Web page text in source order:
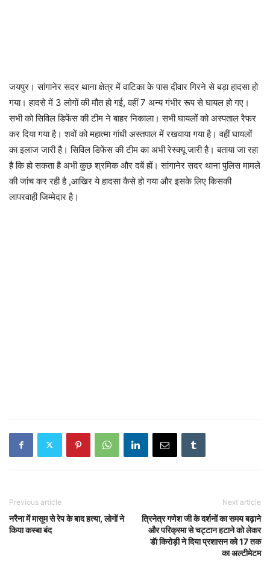
जयपुर। सांगानेर सदर थाना क्षेत्र में वाटिका के पास दीवार गिरने से बड़ा हादसा हो
गया। हादसे में 3 लोगों की मौत हो गई, वहीं 7 अन्य गंभीर रूप से घायल हो गए।
सभी को सिविल डिफेंस की टीम ने बाहर निकाला। सभी घायलों को अस्पताल रैफर
कर दिया गया है। शवों को महात्मा गांधी अस्तपाल में रखवाया गया है। वहीं घायलों
का इलाज जारी है। सिविल डिफेंस की टीम का अभी रेस्क्यू जारी है। बताया जा रहा
है कि हो सकता है अभी कुछ श्रमिक और दबें हों। सांगानेर सदर थाना पुलिस मामले
की जांच कर रही है ,आखिर ये हादसा कैसे हो गया और इसके लिए किसकी
लापरवाही जिम्मेदार है।
Previous article
नरैना में मासूम से रेप के बाद हत्या, लोगों ने
किया कस्बा बंद
Next article
त्रिनेत्र गणेश जी के दर्शनों का समय बढ़ाने
और परिक्रमा से चट्टान हटाने को लेकर
डॅा किरोड़ी ने दिया प्रशासन को 17 तक
का अल्टीमेटम